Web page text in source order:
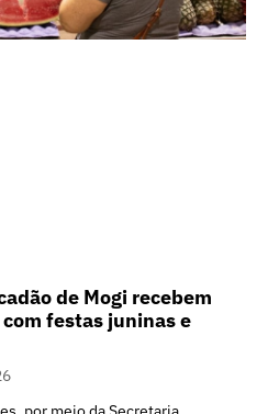
de Mogi recebem
festas juninas e